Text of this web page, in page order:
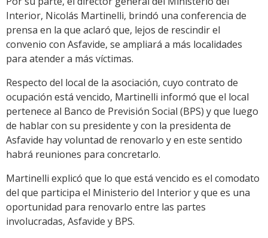
Interior, Nicolás Martinelli, brindó una conferencia de
prensa en la que aclaró que, lejos de rescindir el
convenio con Asfavide, se ampliará a más localidades
para atender a más víctimas.
Respecto del local de la asociación, cuyo contrato de
ocupación está vencido, Martinelli informó que el local
pertenece al Banco de Previsión Social (BPS) y que luego
de hablar con su presidente y con la presidenta de
Asfavide hay voluntad de renovarlo y en este sentido
habrá reuniones para concretarlo.
Martinelli explicó que lo que está vencido es el comodato
del que participa el Ministerio del Interior y que es una
oportunidad para renovarlo entre las partes
involucradas, Asfavide y BPS.